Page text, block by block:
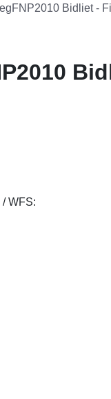
Bidliet -
WFS: